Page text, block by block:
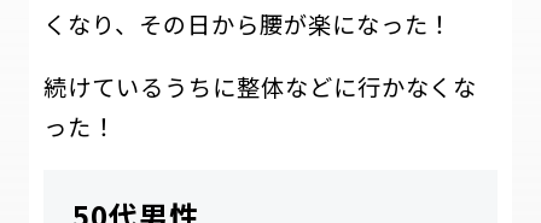
くなり、その日から腰が楽になった！
続けているうちに整体などに行かなくな
った！